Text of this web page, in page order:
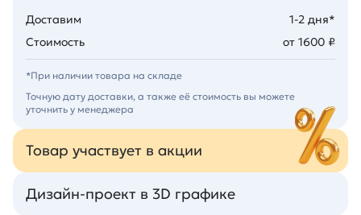
Доставим
1-2 дня*
Стоимость
от 1600 ₽
*При наличии товара на складе
Точную дату доставки, а также её стоимость вы можете
уточнить у менеджера
Товар участвует в акции
Дизайн-проект в 3D графике